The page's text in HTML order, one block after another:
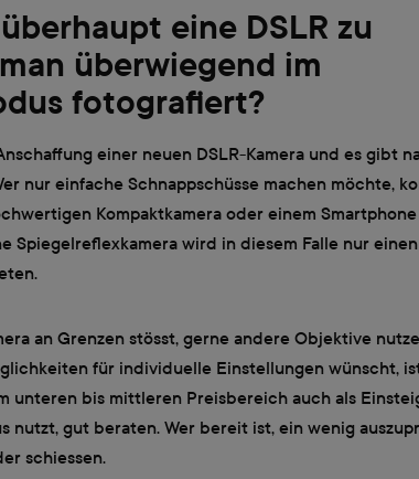
eine DSLR zu
überwiegend im
fotografiert?
einer neuen DSLR-Kamera und es gibt
nur einfache Schnappschüsse machen möchte,
Kompaktkamera oder einem
Spiegelreflexkamera wird in diesem Falle nur einen
an Grenzen stösst, gerne andere Objektive
für individuelle Einstellungen wünscht,
unteren bis mittleren Preisbereich auch als
nutzt, gut beraten. Wer bereit ist, ein wenig
schiessen.